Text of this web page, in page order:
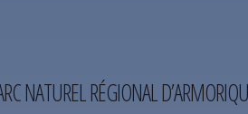
NATUREL RÉGIONAL